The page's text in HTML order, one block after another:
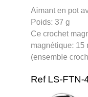
Aimant en pot
Poids: 37 g
Ce crochet
magnétique: 15
(ensemble
Ref LS-FTN-